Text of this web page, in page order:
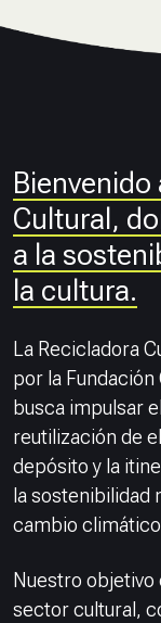
Bienvenido
Cultural,
a la
la cultura.
La Recicladora
por la Fundación
busca impulsar
reutilización de
depósito y la
la sostenibilidad
cambio
Nuestro objetivo
sector cultural,